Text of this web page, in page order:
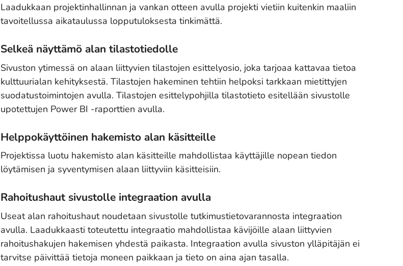
Laadukkaan projektinhallinnan ja vankan otteen avulla projekti vietiin kuitenkin maaliin
tavoitellussa aikataulussa lopputuloksesta tinkimättä.
Selkeä näyttämö alan tilastotiedolle
Sivuston ytimessä on alaan liittyvien tilastojen esittelyosio, joka tarjoaa kattavaa tietoa
kulttuurialan kehityksestä. Tilastojen hakeminen tehtiin helpoksi tarkkaan mietittyjen
suodatustoimintojen avulla. Tilastojen esittelypohjilla tilastotieto esitellään sivustolle
upotettujen Power BI -raporttien avulla.
Helppokäyttöinen hakemisto alan käsitteille
Projektissa luotu hakemisto alan käsitteille mahdollistaa käyttäjille nopean tiedon
löytämisen ja syventymisen alaan liittyviin käsitteisiin.
Rahoitushaut sivustolle integraation avulla
Useat alan rahoitushaut noudetaan sivustolle tutkimustietovarannosta integraation
avulla. Laadukkaasti toteutettu integraatio mahdollistaa kävijöille alaan liittyvien
rahoitushakujen hakemisen yhdestä paikasta. Integraation avulla sivuston ylläpitäjän ei
tarvitse päivittää tietoja moneen paikkaan ja tieto on aina ajan tasalla.